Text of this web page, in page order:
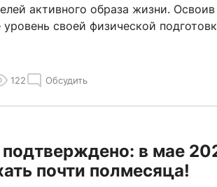
активного образа жизни.
своей физической
122 Обсудить
в мае
почти полмесяца!